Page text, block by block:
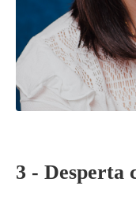
3 - Desperta